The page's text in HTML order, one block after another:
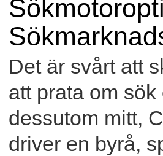
Det är svårt att
att prata om
dessutom mitt,
driver en byrå,